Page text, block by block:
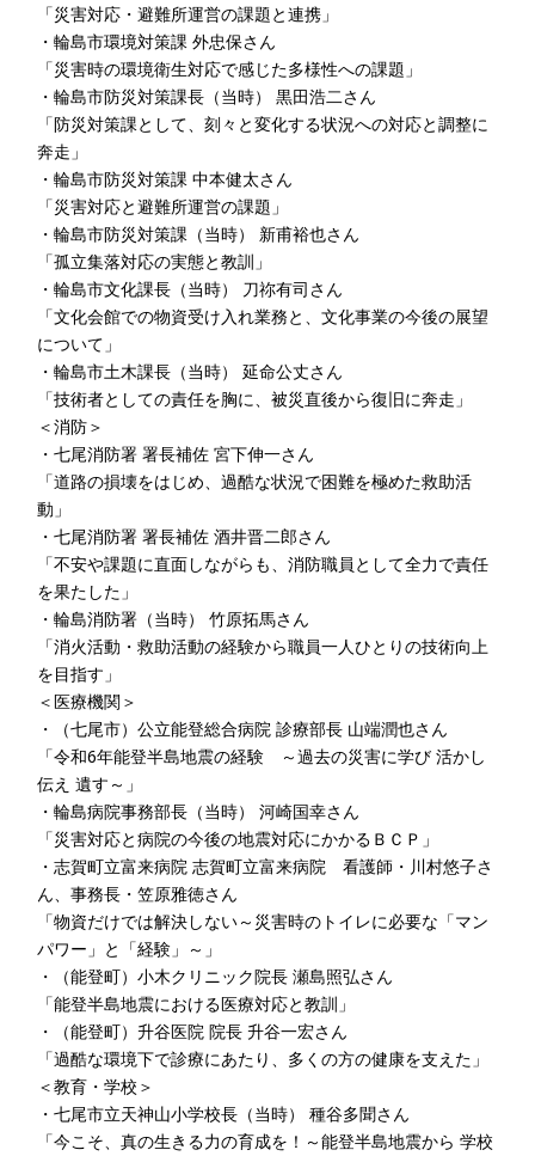
「災害対応・避難所運営の課題と連携」
・輪島市環境対策課 外忠保さん
「災害時の環境衛生対応で感じた多様性への課題」
・輪島市防災対策課長（当時） 黒田浩二さん
「防災対策課として、刻々と変化する状況への対応と調整に
奔走」
・輪島市防災対策課 中本健太さん
「災害対応と避難所運営の課題」
・輪島市防災対策課（当時） 新甫裕也さん
「孤立集落対応の実態と教訓」
・輪島市文化課長（当時） 刀祢有司さん
「文化会館での物資受け入れ業務と、文化事業の今後の展望
について」
・輪島市土木課長（当時） 延命公丈さん
「技術者としての責任を胸に、被災直後から復旧に奔走」
＜消防＞
・七尾消防署 署長補佐 宮下伸一さん
「道路の損壊をはじめ、過酷な状況で困難を極めた救助活
動」
・七尾消防署 署長補佐 酒井晋二郎さん
「不安や課題に直面しながらも、消防職員として全力で責任
を果たした」
・輪島消防署（当時） 竹原拓馬さん
「消火活動・救助活動の経験から職員一人ひとりの技術向上
を目指す」
＜医療機関＞
・
（七尾市）公立能登総合病院 診療部長 山端潤也さん
「令和6年能登半島地震の経験 ～過去の災害に学び 活かし
伝え 遺す～」
・輪島病院事務部長（当時） 河崎国幸さん
「災害対応と病院の今後の地震対応にかかるＢＣＰ」
・志賀町立富来病院 志賀町立富来病院 看護師・川村悠子さ
ん、事務長・笠原雅徳さん
「物資だけでは解決しない～災害時のトイレに必要な「マン
パワー」と「経験」～」
・
（能登町）小木クリニック院長 瀬島照弘さん
「能登半島地震における医療対応と教訓」
・
（能登町）升谷医院 院長 升谷一宏さん
「過酷な環境下で診療にあたり、多くの方の健康を支えた」
＜教育・学校＞
・七尾市立天神山小学校長（当時） 種谷多聞さん
「今こそ、真の生きる力の育成を！～能登半島地震から 学校